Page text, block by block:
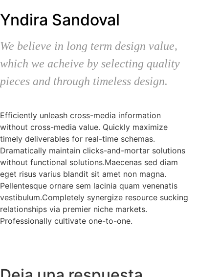
Yndira Sandoval
We believe in long term design value,
which we acheive by selecting quality
pieces and through timeless design.
Efficiently unleash cross-media information
without cross-media value. Quickly maximize
timely deliverables for real-time schemas.
Dramatically maintain clicks-and-mortar solutions
without functional solutions.Maecenas sed diam
eget risus varius blandit sit amet non magna.
Pellentesque ornare sem lacinia quam venenatis
vestibulum.Completely synergize resource sucking
relationships via premier niche markets.
Professionally cultivate one-to-one.